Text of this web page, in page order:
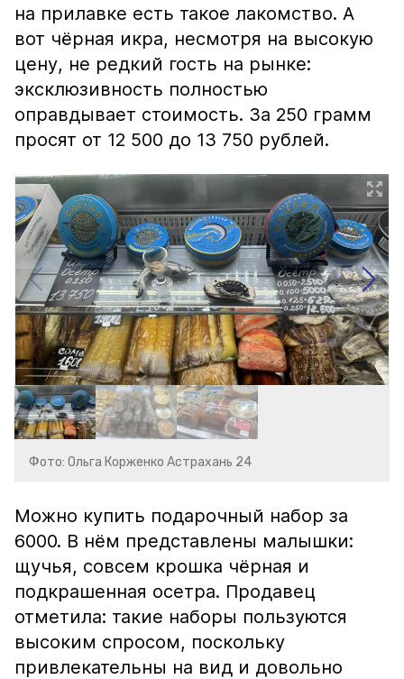
на прилавке есть такое лакомство. А
вот чёрная икра, несмотря на высокую
цену, не редкий гость на рынке:
эксклюзивность полностью
оправдывает стоимость. За 250 грамм
просят от 12 500 до 13 750 рублей.
Фото: Ольга Корженко Астрахань 24
Можно купить подарочный набор за
6000. В нём представлены малышки:
щучья, совсем крошка чёрная и
подкрашенная осетра. Продавец
отметила: такие наборы пользуются
высоким спросом, поскольку
привлекательны на вид и довольно